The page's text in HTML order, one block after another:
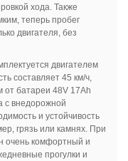
хода. Также
теперь пробег
двигателя, без
двигателем
составляет 45 км/ч,
от батареи 48V 17Ah
с внедорожной
и устойчивость
грязь или камнях. При
очень комфортный и
прогулки и